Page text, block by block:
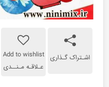
اشـتراک گـذاری Add to wishlist
عـلاقـه مـنــدی